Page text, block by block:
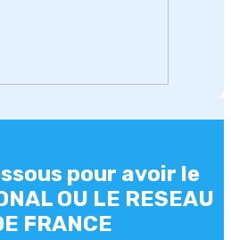
pour avoir le
OU LE RESEAU
FRANCE